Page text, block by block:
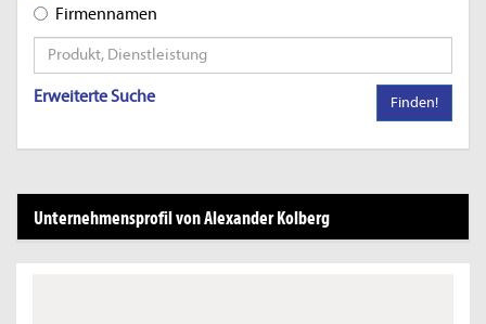
Firmennamen
Erweiterte Suche Finden!
Unternehmensprofil von Alexander Kolberg